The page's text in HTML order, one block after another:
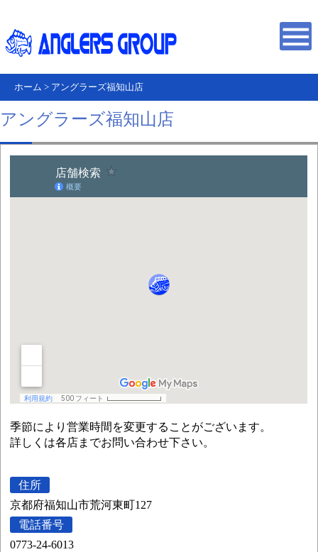
ホーム > アングラーズ福知山店
アングラーズ福知山店
季節により営業時間を変更することがございます。
詳しくは各店までお問い合わせ下さい。
住所
京都府福知山市荒河東町127
電話番号
0773-24-6013